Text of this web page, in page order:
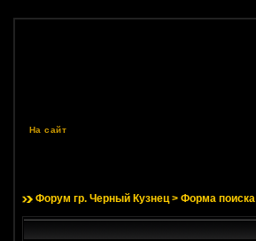
На сайт
Форум гр. Черный Кузнец> Форма поиска